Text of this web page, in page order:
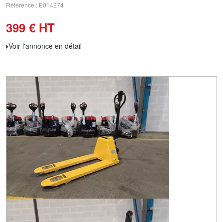
Référence E014274
399 € HT
Voir l'annonce en détail